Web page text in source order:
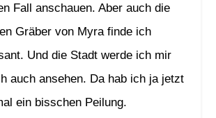
Fall anschauen. Aber auch die
Gräber von Myra finde ich
Und die Stadt werde ich mir
auch ansehen. Da hab ich ja jetzt
ein bisschen Peilung.